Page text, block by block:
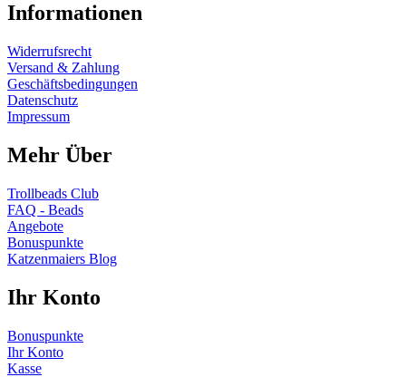
Informationen
Widerrufsrecht
Versand & Zahlung
Geschäftsbedingungen
Datenschutz
Impressum
Mehr Über
Trollbeads Club
FAQ - Beads
Angebote
Bonuspunkte
Katzenmaiers Blog
Ihr Konto
Bonuspunkte
Ihr Konto
Kasse